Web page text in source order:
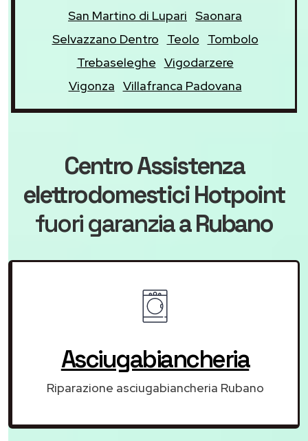
San Martino di Lupari Saonara
Selvazzano Dentro
Teolo
Tombolo
Trebaseleghe Vigodarzere
Vigonza Villafranca Padovana
Centro Assistenza
elettrodomestici Hotpoint
fuori garanziaa Rubano
Asciugabiancheria
Riparazione asciugabiancheria Rubano